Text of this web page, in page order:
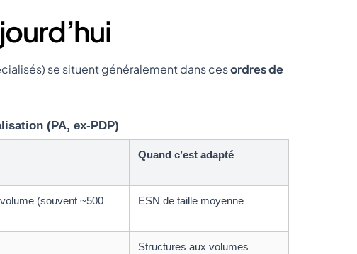
se situent généralement dans cesordres de
(PA, ex-PDP)
Quand c’est adapté
(souvent ~500
ESN de taille moyenne
Structures aux volumes